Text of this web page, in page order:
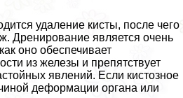
удаление кисты, после чего
Дренирование является очень
оно обеспечивает
из железы и препятствует
явлений. Если кистозное
деформации органа или